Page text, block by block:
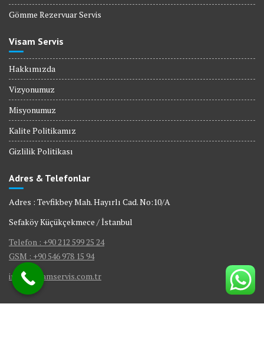
Gömme Rezervuar Servis
Visam Servis
Hakkımızda
Vizyonumuz
Misyonumuz
Kalite Politikamız
Gizlilik Politikası
Adres & Telefonlar
Adres : Tevfikbey Mah. Hayırlı Cad. No:10/A
Sefaköy Küçükçekmece / İstanbul
Telefon : +90 212 599 25 24
GSM : +90 546 978 15 94
info@visamservis.com.tr